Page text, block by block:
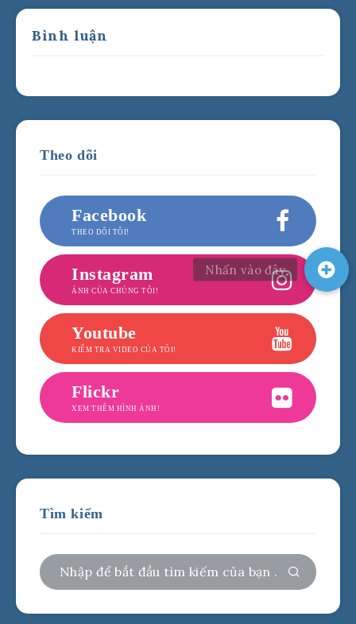
Bình luận
Theo dõi
Facebook
THEO DÕI TÔI!
Instagram
ẢNH CỦA CHÚNG TÔI!
Youtube
KIỂM TRA VIDEO CỦA TÔI!
Flickr
XEM THÊM HÌNH ẢNH!
Tìm kiếm